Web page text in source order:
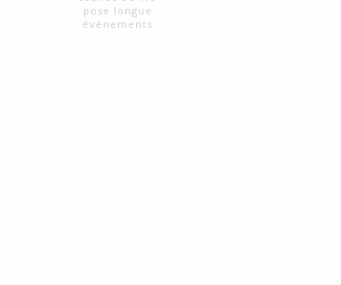
pose longue
évènements